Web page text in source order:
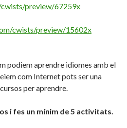
preview/67259x
cwists/preview/15602x
podiem aprendre idiomes amb el
com Internet pots ser una
per aprendre.
i fes un mínim de 5 activitats.